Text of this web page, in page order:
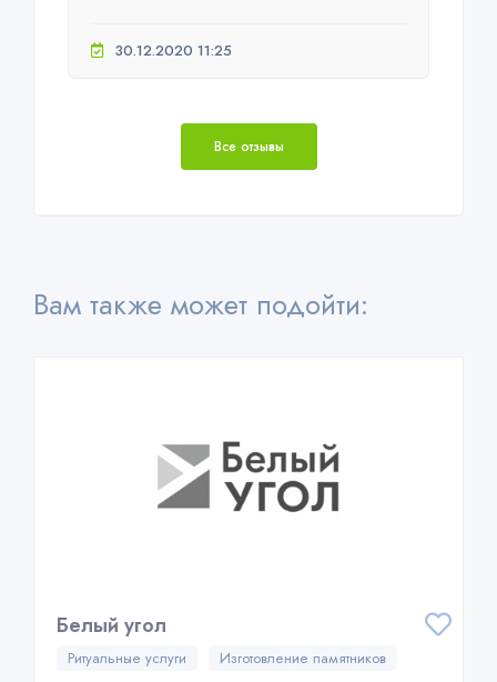
30.12.2020 11:25
Все отзывы
Вам также может подойти:
Белый угол
Ритуальные услуги
Изготовление памятников